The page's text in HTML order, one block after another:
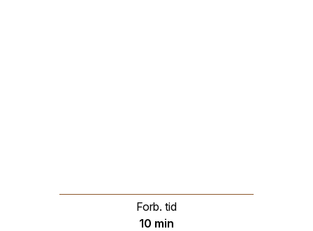
Forb. tid
10minutter
min